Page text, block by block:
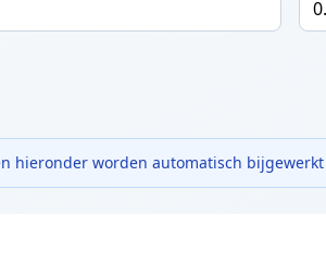
hieronder worden automatisch